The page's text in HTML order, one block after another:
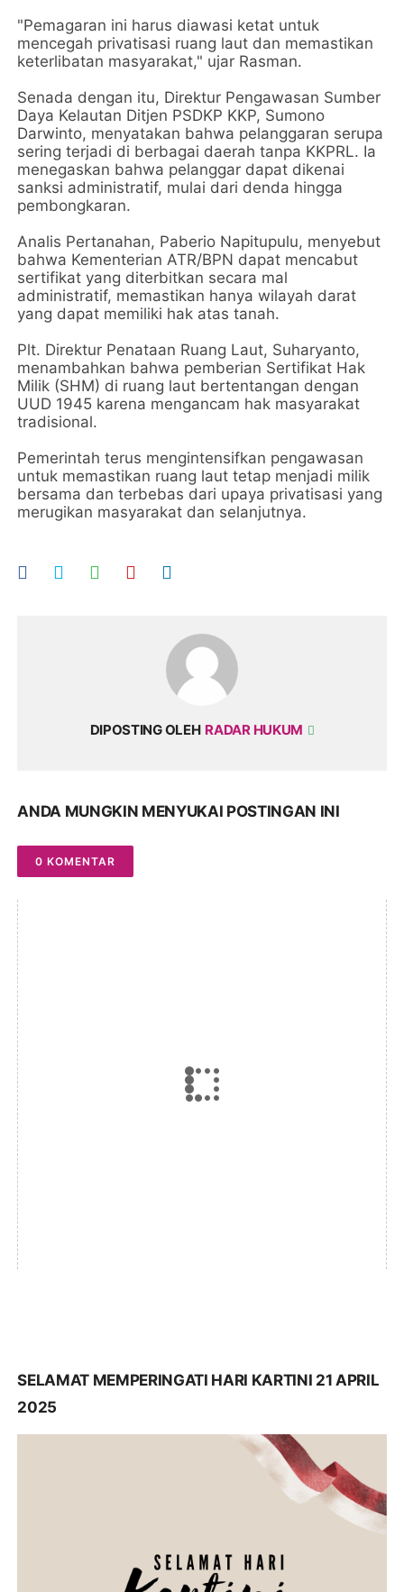
"Pemagaran ini harus diawasi ketat untuk
mencegah privatisasi ruang laut dan memastikan
keterlibatan masyarakat," ujar Rasman.
Senada dengan itu, Direktur Pengawasan Sumber
Daya Kelautan Ditjen PSDKP KKP, Sumono
Darwinto, menyatakan bahwa pelanggaran serupa
sering terjadi di berbagai daerah tanpa KKPRL. Ia
menegaskan bahwa pelanggar dapat dikenai
sanksi administratif, mulai dari denda hingga
pembongkaran.
Analis Pertanahan, Paberio Napitupulu, menyebut
bahwa Kementerian ATR/BPN dapat mencabut
sertifikat yang diterbitkan secara mal
administratif, memastikan hanya wilayah darat
yang dapat memiliki hak atas tanah.
Plt. Direktur Penataan Ruang Laut, Suharyanto,
menambahkan bahwa pemberian Sertifikat Hak
Milik (SHM) di ruang laut bertentangan dengan
UUD 1945 karena mengancam hak masyarakat
tradisional.
Pemerintah terus mengintensifkan pengawasan
untuk memastikan ruang laut tetap menjadi milik
bersama dan terbebas dari upaya privatisasi yang
merugikan masyarakat dan selanjutnya.
DIPOSTING OLEH RADAR HUKUM
ANDA MUNGKIN MENYUKAI POSTINGAN INI
0 KOMENTAR
SELAMAT MEMPERINGATI HARI KARTINI 21 APRIL
2025